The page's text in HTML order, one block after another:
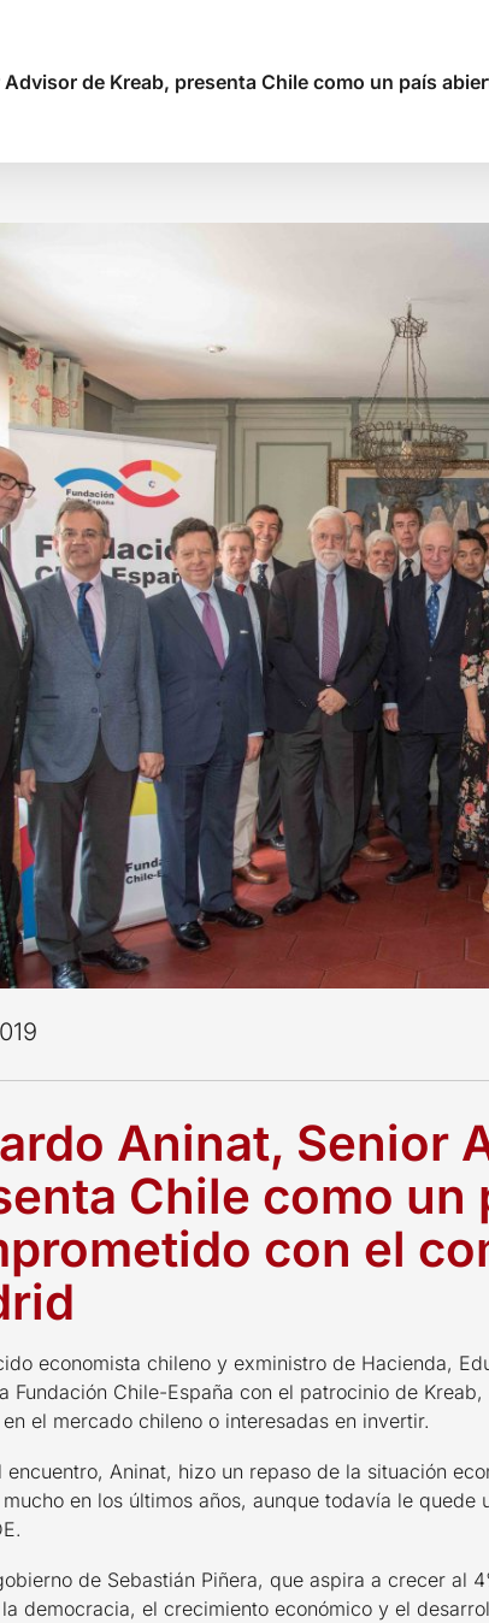
de Kreab, presenta Chile como un país
Aninat, Senior
Chile como un
con el
economista chileno y exministro de Hacienda,
Fundación Chile-España con el patrocinio de
el mercado chileno o interesadas en invertir.
encuentro, Aninat, hizo un repaso de la situación
en los últimos años, aunque todavía le
de Sebastián Piñera, que aspira a crecer al
democracia, el crecimiento económico y el